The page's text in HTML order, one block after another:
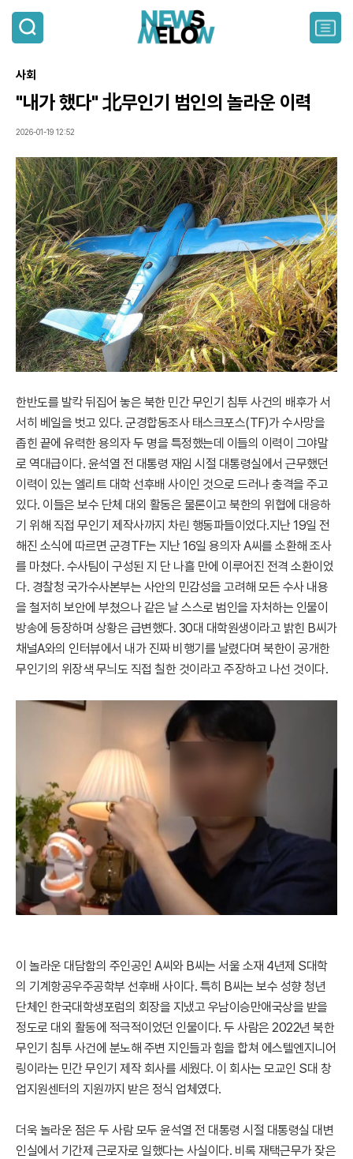
검
색
주
치
기
사회
"내가 했다" 北무인기 범인의 놀라운 이력
2026-01-19 12:52
한반도를 발칵 뒤집어 놓은 북한 민간 무인기 침투 사건의 배후가 서
서히 베일을 벗고 있다. 군경합동조사 태스크포스(TF)가 수사망을
좁힌 끝에 유력한 용의자 두 명을 특정했는데 이들의 이력이 그야말
로 역대급이다. 윤석열 전 대통령 재임 시절 대통령실에서 근무했던
이력이 있는 엘리트 대학 선후배 사이인 것으로 드러나 충격을 주고
있다. 이들은 보수 단체 대외 활동은 물론이고 북한의 위협에 대응하
기 위해 직접 무인기 제작사까지 차린 행동파들이었다.지난 19일 전
해진 소식에 따르면 군경TF는 지난 16일 용의자 A씨를 소환해 조사
를 마쳤다. 수사팀이 구성된 지 단 나흘 만에 이루어진 전격 소환이었
다. 경찰청 국가수사본부는 사안의 민감성을 고려해 모든 수사 내용
을 철저히 보안에 부쳤으나 같은 날 스스로 범인을 자처하는 인물이
방송에 등장하며 상황은 급변했다. 30대 대학원생이라고 밝힌 B씨가
채널A와의 인터뷰에서 내가 진짜 비행기를 날렸다며 북한이 공개한
무인기의 위장색 무늬도 직접 칠한 것이라고 주장하고 나선 것이다.
이 놀라운 대담함의 주인공인 A씨와 B씨는 서울 소재 4년제 S대학
의 기계항공우주공학부 선후배 사이다. 특히 B씨는 보수 성향 청년
단체인 한국대학생포럼의 회장을 지냈고 우남이승만애국상을 받을
정도로 대외 활동에 적극적이었던 인물이다. 두 사람은 2022년 북한
무인기 침투 사건에 분노해 주변 지인들과 힘을 합쳐 에스텔엔지니어
링이라는 민간 무인기 제작 회사를 세웠다. 이 회사는 모교인 S대 창
업지원센터의 지원까지 받은 정식 업체였다.
더욱 놀라운 점은 두 사람 모두 윤석열 전 대통령 시절 대통령실 대변
인실에서 기간제 근로자로 일했다는 사실이다. 비록 재택근무가 잦은